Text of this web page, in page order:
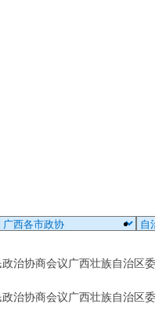
治协商会议广西壮族自治区
治协商会议广西壮族自治区